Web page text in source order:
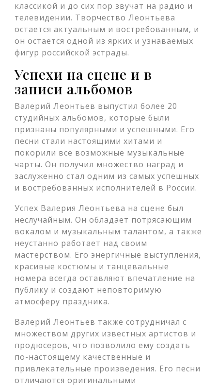
классикой и до сих пор звучат на радио и
телевидении. Творчество Леонтьева
остается актуальным и востребованным, и
он остается одной из ярких и узнаваемых
фигур российской эстрады.
Успехи на сцене и в
записи альбомов
Валерий Леонтьев выпустил более 20
студийных альбомов, которые были
признаны популярными и успешными. Его
песни стали настоящими хитами и
покорили все возможные музыкальные
чарты. Он получил множество наград и
заслуженно стал одним из самых успешных
и востребованных исполнителей в России.
Успех Валерия Леонтьева на сцене был
неслучайным. Он обладает потрясающим
вокалом и музыкальным талантом, а также
неустанно работает над своим
мастерством. Его энергичные выступления,
красивые костюмы и танцевальные
номера всегда оставляют впечатление на
публику и создают неповторимую
атмосферу праздника.
Валерий Леонтьев также сотрудничал с
множеством других известных артистов и
продюсеров, что позволило ему создать
по-настоящему качественные и
привлекательные произведения. Его песни
отличаются оригинальными